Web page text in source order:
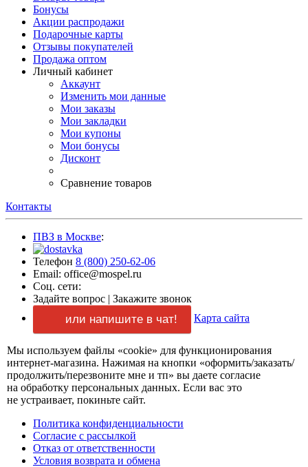
Бонусы
Акции распродажи
Подарочные карты
Отзывы покупателей
Продажа оптом
Личный кабинет
Аккаунт
Изменить мои данные
Мои заказы
Мои закладки
Мои купоны
Мои бонусы
Дисконт
Сравнение товаров
Контакты
ПВЗ в Москве:
Телефон 8 (800) 250-62-06
Email: office@mospel.ru
Соц. сети:
Задайте вопрос | Закажите звонок
или напишите в чат! Карта сайта
Мы используем файлы «cookie» для функционирования
интернет-магазина. Нажимая на кнопки «оформить/заказать/
продолжить/перезвоните мне и тп» вы даете согласие
на обработку персональных данных. Если вас это
не устраивает, покиньте сайт.
Политика конфиденциальности
Согласие с рассылкой
Отказ от ответственности
Условия возврата и обмена